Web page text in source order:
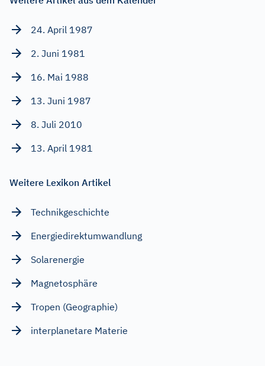
24. April 1987
2. Juni 1981
16. Mai 1988
13. Juni 1987
8. Juli 2010
13. April 1981
Weitere Lexikon Artikel
Technikgeschichte
Energiedirektumwandlung
Solarenergie
Magnetosphäre
Tropen (Geographie)
interplanetare Materie